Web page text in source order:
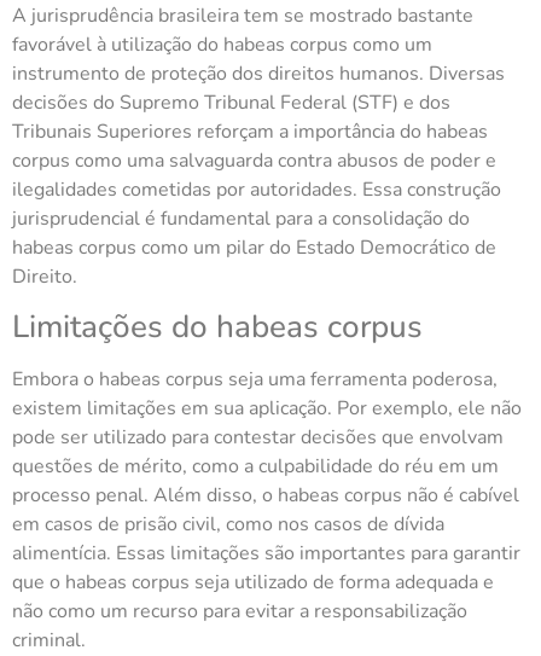
A jurisprudência brasileira tem se mostrado bastante
favorável à utilização do habeas corpus como um
instrumento de proteção dos direitos humanos. Diversas
decisões do Supremo Tribunal Federal (STF) e dos
Tribunais Superiores reforçam a importância do habeas
corpus como uma salvaguarda contra abusos de poder e
ilegalidades cometidas por autoridades. Essa construção
jurisprudencial é fundamental para a consolidação do
habeas corpus como um pilar do Estado Democrático de
Direito.
Limitações do habeas corpus
Embora o habeas corpus seja uma ferramenta poderosa,
existem limitações em sua aplicação. Por exemplo, ele não
pode ser utilizado para contestar decisões que envolvam
questões de mérito, como a culpabilidade do réu em um
processo penal. Além disso, o habeas corpus não é cabível
em casos de prisão civil, como nos casos de dívida
alimentícia. Essas limitações são importantes para garantir
que o habeas corpus seja utilizado de forma adequada e
não como um recurso para evitar a responsabilização
criminal.